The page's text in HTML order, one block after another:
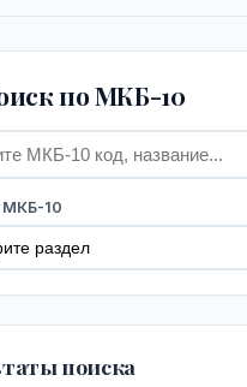
по МКБ-10
МКБ-10
поиска